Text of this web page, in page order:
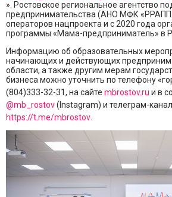
». Ростовское региональное агентство
предпринимательства (АНО МФК
операторов нацпроекта и с 2020 года
программы «Мама-предприниматель» в
Информацию об образовательных
начинающих и действующих
области, а также другим мерам
бизнеса можно уточнить по телефону
(804)333-32-31, на сайте mbrostov.ru и в
@mb_rostov(Instagram) и телеграм-
https://t.me/mbrostov